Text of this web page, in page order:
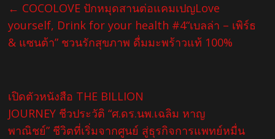
← COCOLOVE ปักหมุดสานต่อแคมเปญLove
yourself, Drink for your health #4“เบลล่า – เพิร์ธ
& แซนต้า” ชวนรักสุขภาพ ดื่มมะพร้าวแท้ 100%
เปิดตัวหนังสือ THE BILLION
JOURNEY ชีวประวัติ “ศ.ดร.นพ.เฉลิม หาญ
พาณิชย์” ชีวิตที่เริ่มจากศูนย์ สู่ธุรกิจการแพทย์หมื่น